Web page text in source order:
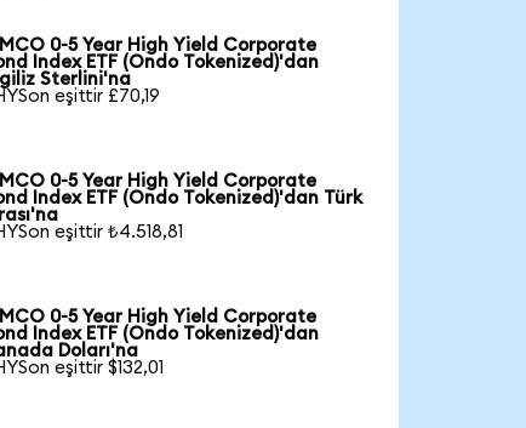
0-5 Year High Yield Corporate
Index ETF (Ondo Tokenized)'dan
Sterlini'na
eşittir £70,19
0-5 Year High Yield Corporate
Index ETF (Ondo Tokenized)'dan Türk
eşittir ₺4.518,81
0-5 Year High Yield Corporate
Index ETF (Ondo Tokenized)'dan
Doları'na
eşittir $132,01